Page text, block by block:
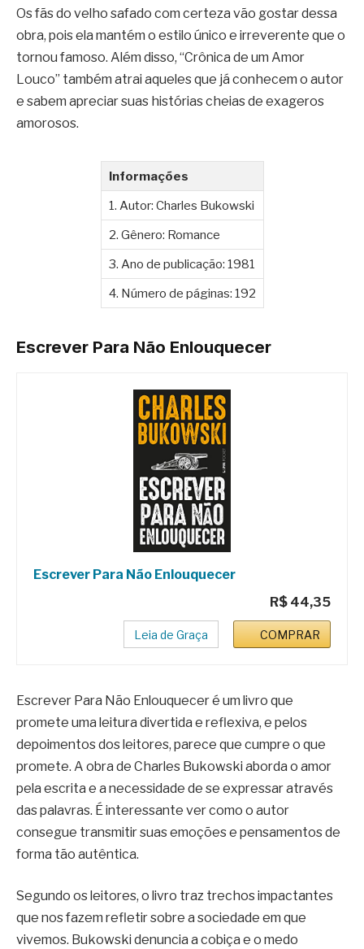
Os fãs do velho safado com certeza vão gostar dessa
obra, pois ela mantém o estilo único e irreverente que o
tornou famoso. Além disso, “Crônica de um Amor
Louco” também atrai aqueles que já conhecem o autor
e sabem apreciar suas histórias cheias de exageros
amorosos.
Informações
1. Autor: Charles Bukowski
2. Gênero: Romance
3. Ano de publicação: 1981
4. Número de páginas: 192
Escrever Para Não Enlouquecer
Escrever Para Não Enlouquecer
R$ 44,35
Leia de Graça COMPRAR
Escrever Para Não Enlouquecer é um livro que
promete uma leitura divertida e reflexiva, e pelos
depoimentos dos leitores, parece que cumpre o que
promete. A obra de Charles Bukowski aborda o amor
pela escrita e a necessidade de se expressar através
das palavras. É interessante ver como o autor
consegue transmitir suas emoções e pensamentos de
forma tão autêntica.
Segundo os leitores, o livro traz trechos impactantes
que nos fazem refletir sobre a sociedade em que
vivemos. Bukowski denuncia a cobiça e o medo